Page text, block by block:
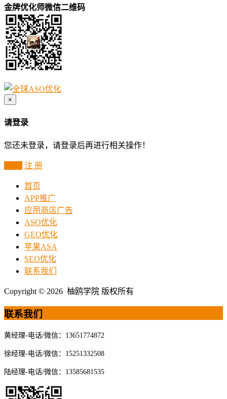
金牌优化师微信二维码
×
请登录
您还未登录，请登录后再进行相关操作！
注 册
首页
APP推广
应用商店广告
ASO优化
GEO优化
苹果ASA
SEO优化
联系我们
Copyright © 2026 柚鸥学院 版权所有
联系我们
黄经理-电话/微信：13651774872
徐经理-电话/微信：15251332508
陆经理-电话/微信：13585681535